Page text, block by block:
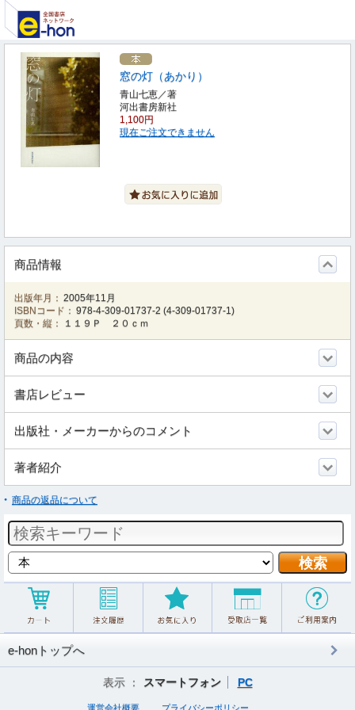
窓の灯（あかり）
青山七恵／著
河出書房新社
1,100円
現在ご注文できません
商品情報
出版年月： 2005年11月
ISBNコード： 978-4-309-01737-2 (4-309-01737-1)
頁数・縦：
１１９Ｐ ２０ｃｍ
商品の内容
書店レビュー
出版社・メーカーからのコメント
著者紹介
商品の返品について
e-honトップへ
表示 ： スマートフォン PC
運営会社概要 プライバシーポリシー